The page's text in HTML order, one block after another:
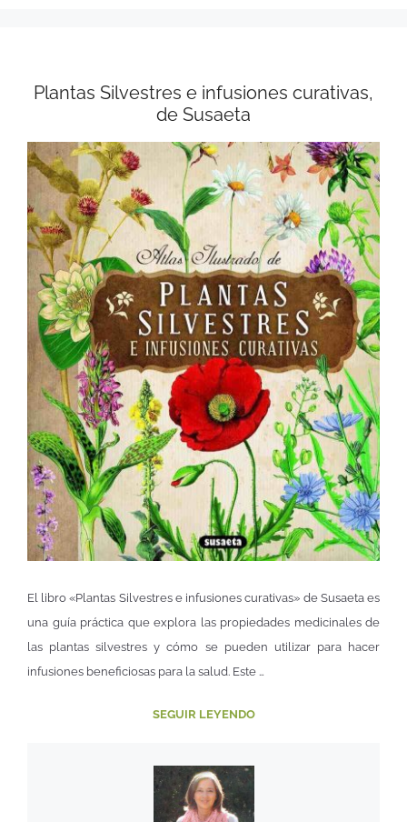
Plantas Silvestres e infusiones curativas,
de Susaeta
El libro «Plantas Silvestres e infusiones curativas» de Susaeta es
una guía práctica que explora las propiedades medicinales de
las plantas silvestres y cómo se pueden utilizar para hacer
infusiones beneficiosas para la salud. Este …
SEGUIR LEYENDO